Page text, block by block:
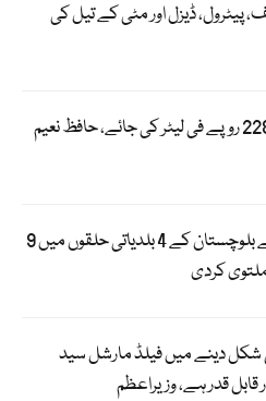
پیٹرول، ڈیزل اور مٹی کے تیل کی
پیٹرول کی قیمت 228 روپے فی لیٹر کی جائے، حافظ نعیم
الیکشن کمیشن نے بلوچستان کے 4 بلدیاتی حلقوں میں 9
کردی
دینے میں فیلڈ مارشل سید
قابل قدر ہے، وزیراعظم